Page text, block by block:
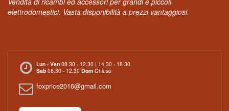
elettrodomestici. Vasta disponibilità a prezzi vantaggiosi.
Lun - Ven 08.30 - 12.30 | 14.30 - 18-30
Sab 08.30 - 12.30 Dom Chiuso
foxprice2016@gmail.com